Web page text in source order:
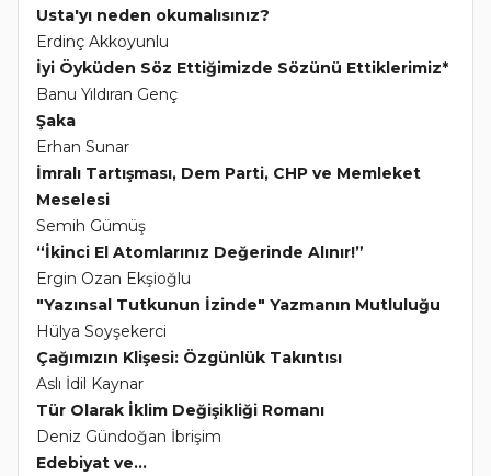
Usta'yı neden okumalısınız?
Erdinç Akkoyunlu
İyi Öyküden Söz Ettiğimizde Sözünü Ettiklerimiz*
Banu Yıldıran Genç
Şaka
Erhan Sunar
İmralı Tartışması, Dem Parti, CHP ve Memleket
Meselesi
Semih Gümüş
“İkinci El Atomlarınız Değerinde Alınır!”
Ergin Ozan Ekşioğlu
"Yazınsal Tutkunun İzinde" Yazmanın Mutluluğu
Hülya Soyşekerci
Çağımızın Klişesi: Özgünlük Takıntısı
Aslı İdil Kaynar
Tür Olarak İklim Değişikliği Romanı
Deniz Gündoğan İbrişim
Edebiyat ve...